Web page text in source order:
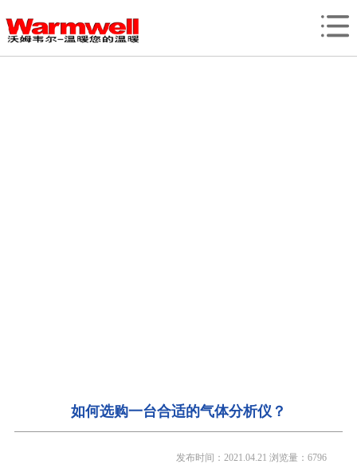
网站首页
如何选购一台合适的气体分析仪？
发布时间：2021.04.21 浏览量：6796